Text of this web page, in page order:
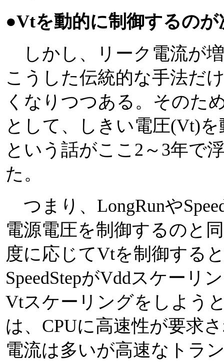
●Vtを動的に制御するの
しかし、リーク電流が
こうした伝統的な手法だ
くなりつつある。そのた
として、しきい電圧(Vt)
という話がここ2～3年で
た。
つまり、LongRunや
電源電圧を制御するのと
度に応じてVtを制御する
SpeedStepがVddスケーリ
Vtスケーリングをしよう
は、CPUに高速性が要求
電流は多いが高速なトラ